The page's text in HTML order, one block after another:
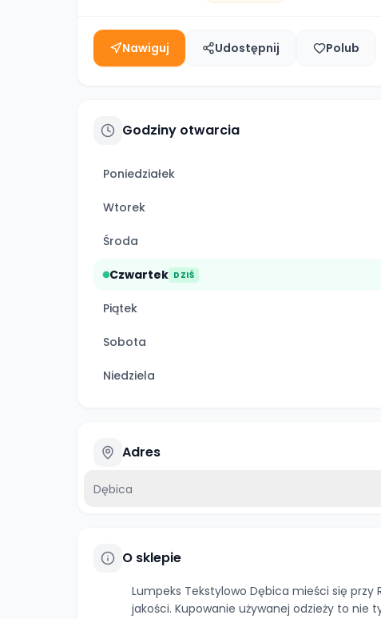
Nawiguj Udostępnij Polub
Godziny otwarcia
Poniedziałek
Wtorek
Środa
Czwartek DZIŚ
Piątek
Sobota
Niedziela
Adres
Dębica
O sklepie
Lumpeks Tekstylowo Dębica mieści się przy
jakości. Kupowanie używanej odzieży to nie